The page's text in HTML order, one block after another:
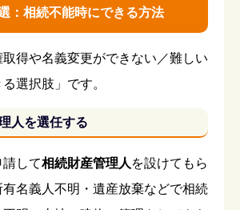
：相続不能時にできる方法
得や名義変更ができない／難しい
選択肢」です。
人を選任する
して相続財産管理人を設けてもら
有名義人不明・遺産放棄などで相続